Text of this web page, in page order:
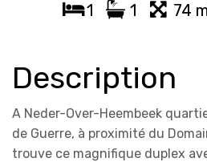
1 1 74
Description
A Neder-Over-Heembeek
de Guerre, à proximité du
trouve ce magnifique duplex